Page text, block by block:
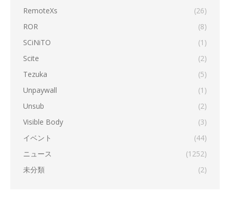
RemoteXs
(26)
ROR
(8)
SCiNiTO
(1)
Scite
(2)
Tezuka
(5)
Unpaywall
(1)
Unsub
(2)
Visible Body
(3)
イベント
(44)
ニュース
(1252)
未分類
(2)